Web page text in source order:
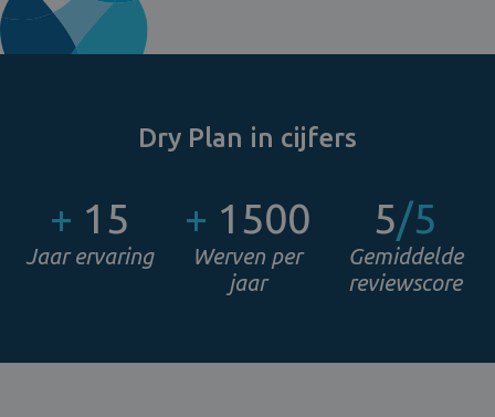
Dry Plan in cijfers
+ 15
Jaar ervaring
+ 1500
Werven per
jaar
5/5
Gemiddelde
reviewscore